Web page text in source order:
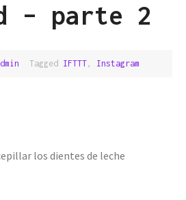
– parte 2
Tagged IFTTT, Instagram
los dientes de leche